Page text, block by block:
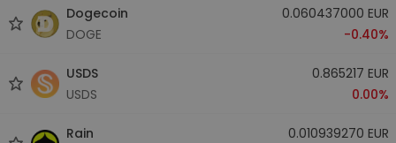
Dogecoin
DOGE
0.060437000 EUR
-0.40%
USDS
USDS
0.865217 EUR
0.00%
Rain
0.010939270 EUR